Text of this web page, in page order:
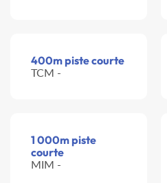
400m piste courte
TCM -
1 000m piste
courte
MIM -